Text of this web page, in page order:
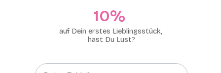
10%​
auf Dein erstes Lieblingsstück,
hast Du Lust?